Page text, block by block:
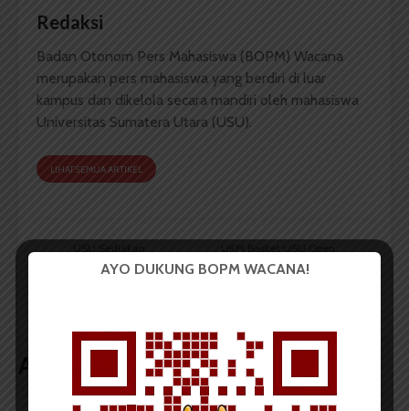
Redaksi
Badan Otonom Pers Mahasiswa (BOPM) Wacana
merupakan pers mahasiswa yang berdiri di luar
kampus dan dikelola secara mandiri oleh mahasiswa
Universitas Sumatera Utara (USU).
LIHAT SEMUA ARTIKEL
Pendampingan untuk
Mahasiswa PMM USU
Recruitment Pengurus
dan Pemain Baru
Artikel terkait lain
AYO DUKUNG BOPM WACANA!